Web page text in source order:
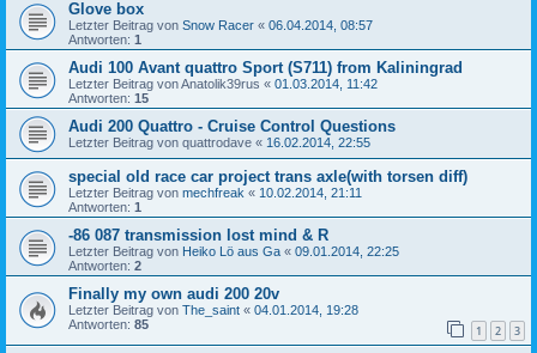
Glove box
Letzter Beitrag von Snow Racer « 06.04.2014, 08:57
Antworten: 1
Audi 100 Avant quattro Sport (S711) from Kaliningrad
Letzter Beitrag vonAnatolik39rus « 01.03.2014, 11:42
Antworten: 15
Audi 200 Quattro - Cruise Control Questions
Letzter Beitrag von quattrodave « 16.02.2014, 22:55
special old race car project trans axle(with torsen diff)
Letzter Beitrag von mechfreak « 10.02.2014, 21:11
Antworten: 1
-86 087 transmission lost mind & R
Letzter Beitrag von Heiko Lö aus Ga « 09.01.2014, 22:25
Antworten: 2
Finally my own audi 200 20v
Letzter Beitrag von The_saint « 04.01.2014, 19:28
Antworten: 85 1 2 3